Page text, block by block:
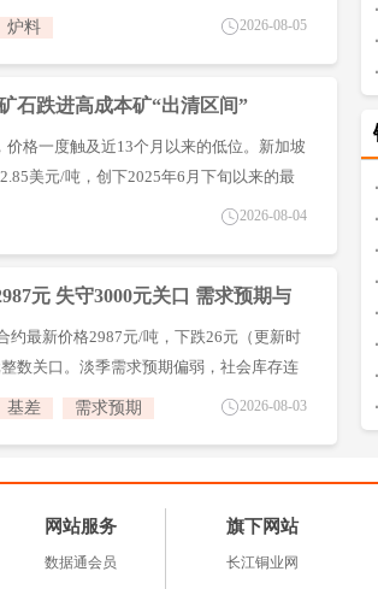
但钢厂不愿做高库存。双焦走强抬升成本预
炉料 2026-08-05
石跌进高成本矿“出清区间”
格一度触及近13个月以来的低位。新加坡
美元/吨，创下2025年6月下旬以来的最
回升，但整体重心依然低迷，市场情绪明显
2026-08-04
元 失守3000元关口 需求预期与
约最新价格2987元/吨，下跌26元（更新时
数关口。淡季需求预期偏弱，社会库存连
偏慢使基差被动走阔。原料端三品种同跌带
基差 需求预期 2026-08-03
网站服务
数据通会员
旗下网站
长江铜业网